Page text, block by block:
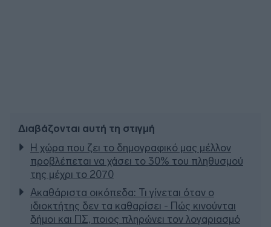
Διαβάζονται αυτή τη στιγμή
Η χώρα που ζει το δημογραφικό μας μέλλον
προβλέπεται να χάσει το 30% του πληθυσμού
της μέχρι το 2070
Ακαθάριστα οικόπεδα: Τι γίνεται όταν ο
ιδιοκτήτης δεν τα καθαρίσει - Πώς κινούνται
δήμοι και ΠΣ, ποιος πληρώνει τον λογαριασμό